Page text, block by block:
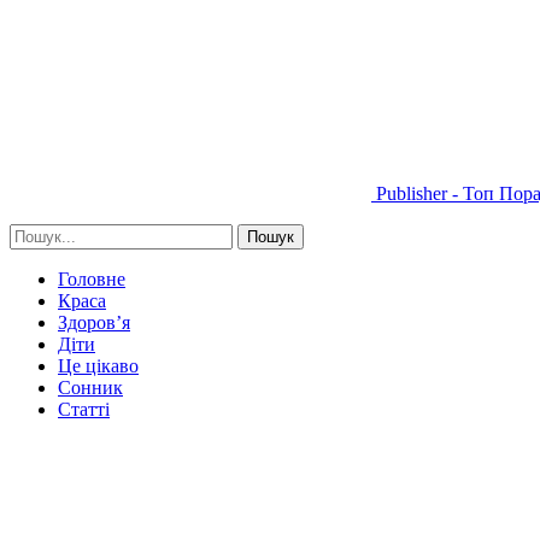
Publisher - Топ
Головне
Краса
Здоров’я
Діти
Це цікаво
Сонник
Статті